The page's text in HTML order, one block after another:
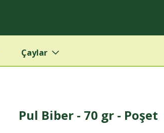
Çaylar
Pul Biber - 70 gr - Poşet